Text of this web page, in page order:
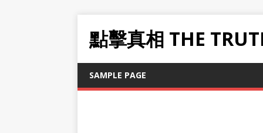
點擊真相 THE
SAMPLE PAGE